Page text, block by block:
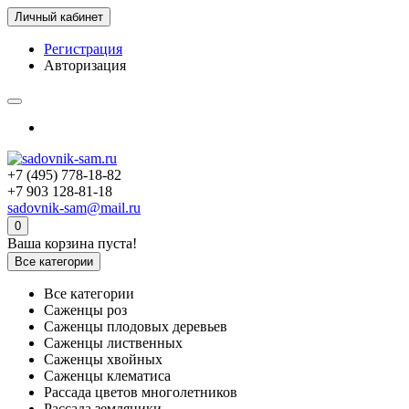
Личный кабинет
Регистрация
Авторизация
+7 (495) 778-18-82
+7 903 128-81-18
sadovnik-sam@mail.ru
0
Ваша корзина пуста!
Все категории
Все категории
Саженцы роз
Саженцы плодовых деревьев
Саженцы лиственных
Саженцы хвойных
Саженцы клематиса
Рассада цветов многолетников